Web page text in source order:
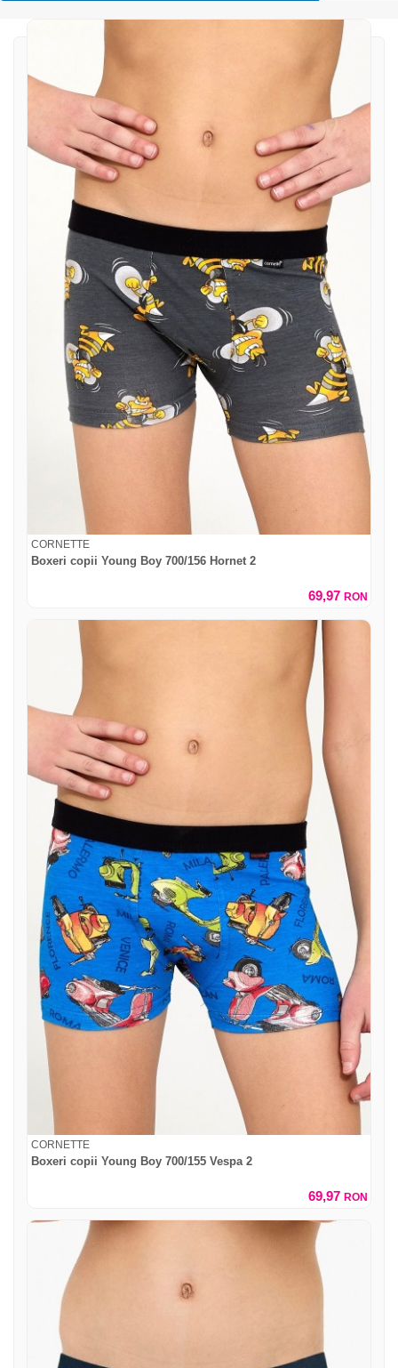
CORNETTE
Boxeri copii Young Boy 700/156 Hornet 2
69,97 RON
CORNETTE
Boxeri copii Young Boy 700/155 Vespa 2
69,97 RON